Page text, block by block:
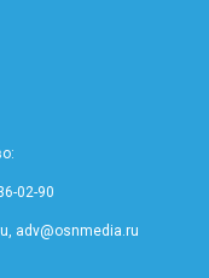
02-90
adv@osnmedia.ru